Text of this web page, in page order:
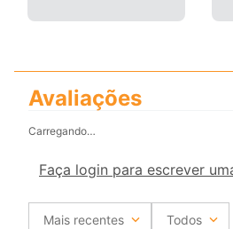
Avaliações
Carregando…
Faça login para escrever
Mais recentes Todos